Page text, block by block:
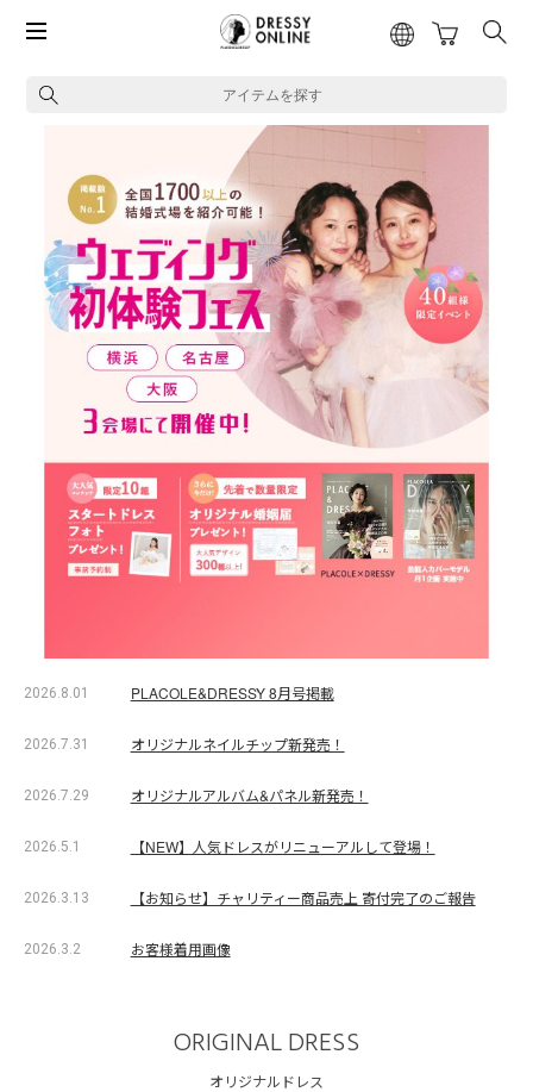
アイテムを探す
2026.8.01 PLACOLE&DRESSY 8月号掲載
2026.7.31 オリジナルネイルチップ新発売！
2026.7.29 オリジナルアルバム&パネル新発売！
2026.5.1 【NEW】人気ドレスがリニューアルして登場！
2026.3.13 【お知らせ】チャリティー商品売上 寄付完了のご報告
2026.3.2 お客様着用画像
ORIGINAL DRESS
オリジナルドレス